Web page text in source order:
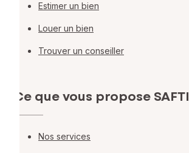
Estimer un bien
Louer un bien
Trouver un conseiller
Ce que vous propose SAFTI
Nos services